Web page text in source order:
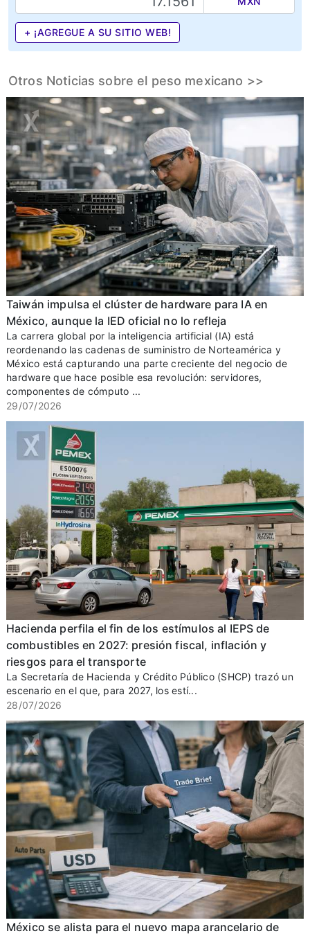
+ ¡AGREGUE A SU SITIO WEB!
Otros Noticias sobre el peso mexicano >>
Taiwán impulsa el clúster de hardware para IA en
México, aunque la IED oficial no lo refleja
La carrera global por la inteligencia artificial (IA) está
reordenando las cadenas de suministro de Norteamérica y
México está capturando una parte creciente del negocio de
hardware que hace posible esa revolución: servidores,
componentes de cómputo ...
29/07/2026
Hacienda perfila el fin de los estímulos al IEPS de
combustibles en 2027: presión fiscal, inflación y
riesgos para el transporte
La Secretaría de Hacienda y Crédito Público (SHCP) trazó un
escenario en el que, para 2027, los estí...
28/07/2026
México se alista para el nuevo mapa arancelario de